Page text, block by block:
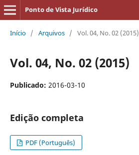
Ponto de Vista Jurídico
Início / Arquivos / Vol. 04, No. 02 (2015)
Vol. 04, No. 02 (2015)
Publicado: 2016-03-10
Edição completa
PDF (Português)